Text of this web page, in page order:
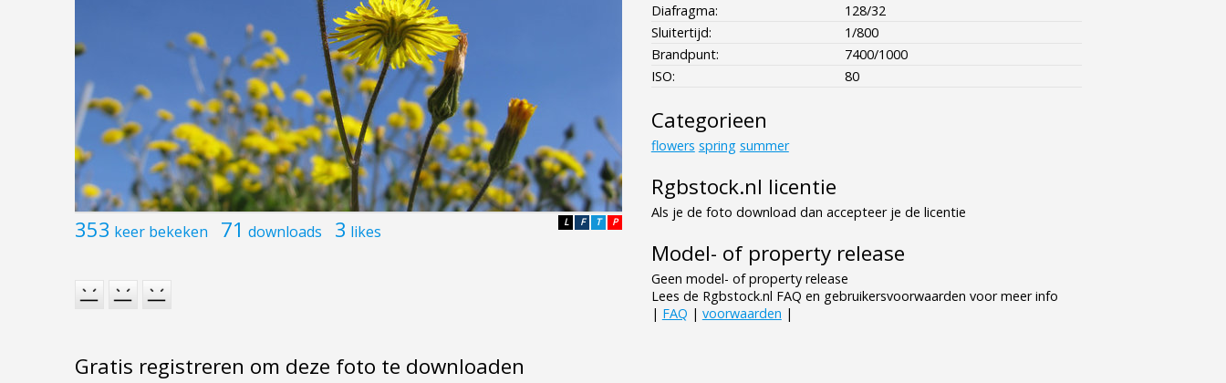
353 keer bekeken 71 downloads 3 likes P
T
F
L
Gratis registreren om deze foto te downloaden
Diafragma:
128/32
Sluitertijd:
1/800
Brandpunt:
7400/1000
ISO:
80
Categorieen
flowers spring summer
Rgbstock.nl licentie
Als je de foto download dan accepteer je de licentie
Model- of property release
Geen model- of property release
Lees de Rgbstock.nl FAQ en gebruikersvoorwaarden voor meer info
| FAQ | voorwaarden |